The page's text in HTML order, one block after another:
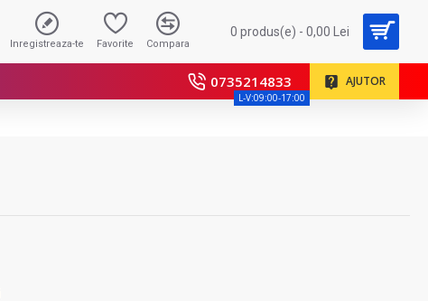
Inregistreaza-te Favorite Compara
0 produs(e) - 0,00 Lei
0735214833
L-V:09:00-17:00
AJUTOR